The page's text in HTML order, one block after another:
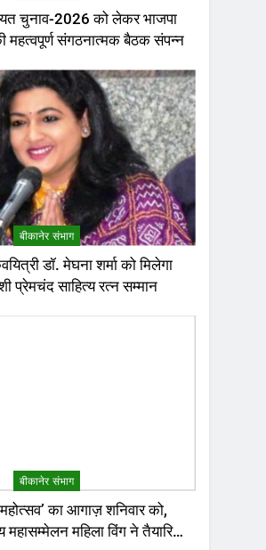
चुनाव-2026 को लेकर भाजपा
महत्वपूर्ण संगठनात्मक बैठक संपन्न
बीकानेर संभाग
डॉ. मेघना शर्मा को मिलेगा
प्रेमचंद साहित्य रत्न सम्मान
बीकानेर संभाग
का आगाज़ शनिवार को,
महासम्मेलन महिला विंग ने तैयारियां